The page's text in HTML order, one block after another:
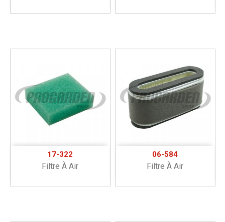
17-322
Filtre À Air
06-584
Filtre À Air